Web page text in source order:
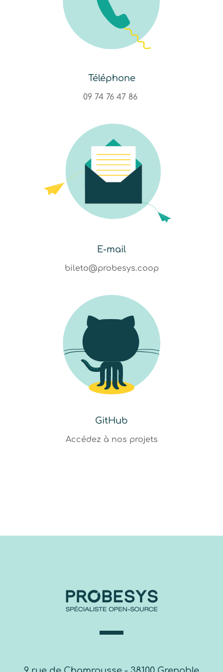
Téléphone
09 74 76 47 86
E-mail
bileto@probesys.coop
GitHub
Accédez à nos projets